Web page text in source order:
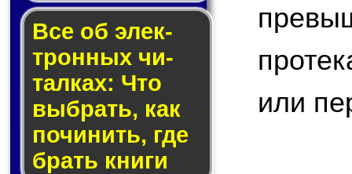
Все об элек­
трон­ных чи­
тал­ках: Что
выб­рать, как
по­чи­нить, где
брать кни­ги
или